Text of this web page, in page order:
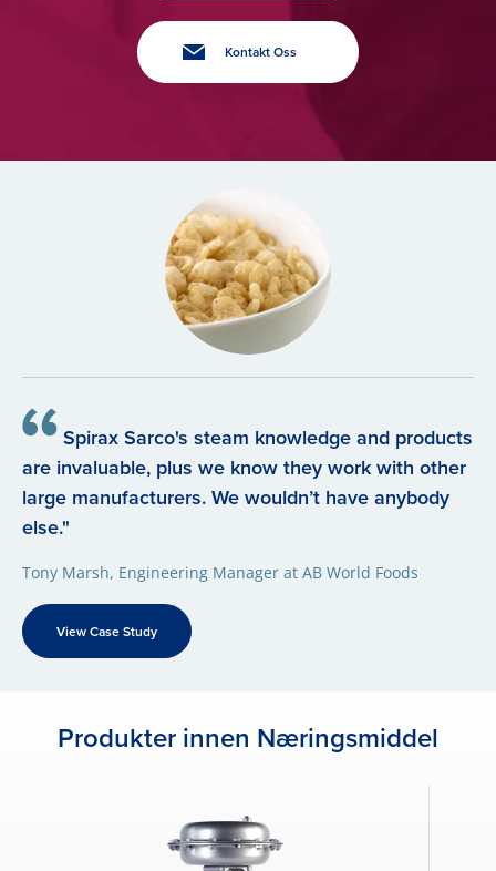
Kontakt Oss
Spirax Sarco's steam knowledge and products
are invaluable, plus we know they work with other
large manufacturers. We wouldn’t have anybody
else."
Tony Marsh, Engineering Manager at AB World Foods
View Case Study
Produkter innen Næringsmiddel